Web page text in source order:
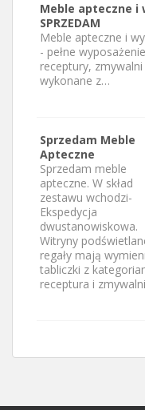
Meble apteczne i
SPRZEDAM
Meble apteczne i
- pełne
receptury,
wykonane z…
Sprzedam Meble
Apteczne
Sprzedam meble
apteczne. W skład
zestawu wchodzi-
Ekspedycja
dwustanowiskowa.
Witryny
regały mają
tabliczki z
receptura i